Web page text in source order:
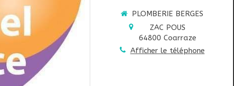
PLOMBERIE BERGES
ZAC POUS
64800 Coarraze
Afficher le téléphone